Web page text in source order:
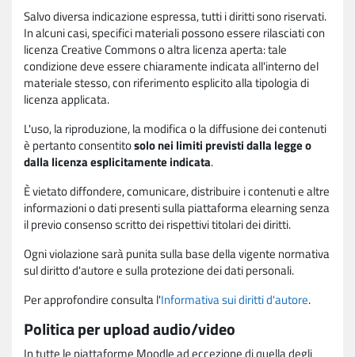
Salvo diversa indicazione espressa, tutti i diritti sono riservati.
In alcuni casi, specifici materiali possono essere rilasciati con
licenza Creative Commons o altra licenza aperta: tale
condizione deve essere chiaramente indicata all'interno del
materiale stesso, con riferimento esplicito alla tipologia di
licenza applicata.
L'uso, la riproduzione, la modifica o la diffusione dei contenuti
è pertanto consentitosolo nei limiti previsti dalla legge o
dalla licenza esplicitamente indicata.
È vietato diffondere, comunicare, distribuire i contenuti e altre
informazioni o dati presenti sulla piattaforma elearning senza
il previo consenso scritto dei rispettivi titolari dei diritti.
Ogni violazione sarà punita sulla base della vigente normativa
sul diritto d'autore e sulla protezione dei dati personali.
Per approfondire consulta l'Informativa sui diritti d'autore.
Politica per upload audio/video
In tutte le piattaforme Moodle ad eccezione di quella degli